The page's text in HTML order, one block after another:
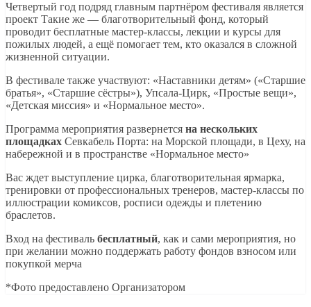
Четвертый год подряд главным партнёром фестиваля является
проект Такие же — благотворительный фонд, который
проводит бесплатные мастер-классы, лекции и курсы для
пожилых людей, а ещё помогает тем, кто оказался в сложной
жизненной ситуации.
В фестивале также участвуют: «Наставники детям» («Старшие
братья», «Старшие сёстры»), Упсала-Цирк, «Простые вещи»,
«Детская миссия» и «Нормальное место».
Программа мероприятия развернется на нескольких
площадках Севкабель Порта: на Морской площади, в Цеху, на
набережной и в пространстве «Нормальное место»
Вас ждет выступление цирка, благотворительная ярмарка,
тренировки от профессиональных тренеров, мастер-классы по
иллюстрации комиксов, росписи одежды и плетению
браслетов.
Вход на фестиваль бесплатный, как и сами мероприятия, но
при желании можно поддержать работу фондов взносом или
покупкой мерча
*Фото предоставлено Организатором